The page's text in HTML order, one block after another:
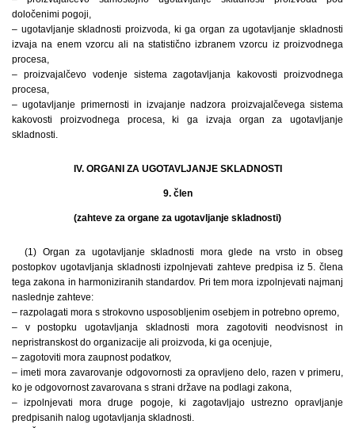
določenimi pogoji,
– ugotavljanje skladnosti proizvoda, ki ga organ za ugotavljanje skladnosti
izvaja na enem vzorcu ali na statistično izbranem vzorcu iz proizvodnega
procesa,
– proizvajalčevo vodenje sistema zagotavljanja kakovosti proizvodnega
procesa,
– ugotavljanje primernosti in izvajanje nadzora proizvajalčevega sistema
kakovosti proizvodnega procesa, ki ga izvaja organ za ugotavljanje
skladnosti.
IV. ORGANI ZA UGOTAVLJANJE SKLADNOSTI
9. člen
(zahteve za organe za ugotavljanje skladnosti)
(1) Organ za ugotavljanje skladnosti mora glede na vrsto in obseg
postopkov ugotavljanja skladnosti izpolnjevati zahteve predpisa iz 5. člena
tega zakona in harmoniziranih standardov. Pri tem mora izpolnjevati najmanj
naslednje zahteve:
– razpolagati mora s strokovno usposobljenim osebjem in potrebno opremo,
– v postopku ugotavljanja skladnosti mora zagotoviti neodvisnost in
nepristranskost do organizacije ali proizvoda, ki ga ocenjuje,
– zagotoviti mora zaupnost podatkov,
– imeti mora zavarovanje odgovornosti za opravljeno delo, razen v primeru,
ko je odgovornost zavarovana s strani države na podlagi zakona,
– izpolnjevati mora druge pogoje, ki zagotavljajo ustrezno opravljanje
predpisanih nalog ugotavljanja skladnosti.